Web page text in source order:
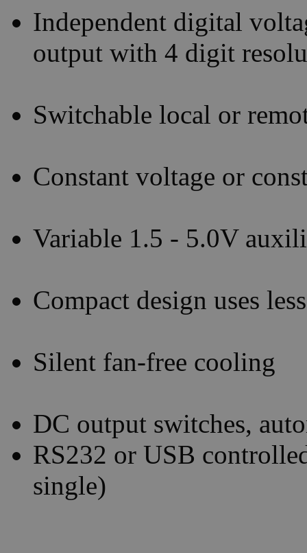
Independent digital
output with 4 digit
Switchable local or
Constant voltage or
Variable 1.5 - 5.0V
Compact design uses
Silent fan-free cooling
DC output switches,
RS232 or USB
single)